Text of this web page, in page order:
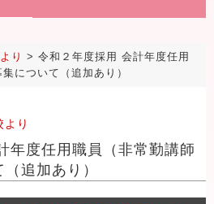
り > 令和２年度採用 会計年度任用
について（追加あり）
より
年度任用職員（非常勤講師
追加あり）